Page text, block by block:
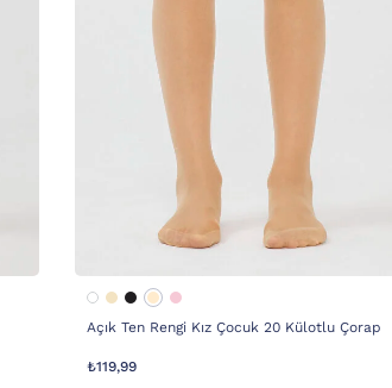
Açık Ten Rengi Kız Çocuk 20 Külotlu Çorap
₺119,99